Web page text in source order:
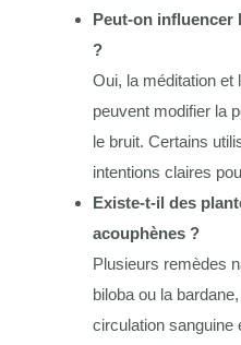
Peut-on influencer
?
Oui, la méditation et
peuvent modifier la
le bruit. Certains
intentions claires
Existe-t-il des
acouphènes ?
Plusieurs remèdes
biloba ou la
circulation sanguine